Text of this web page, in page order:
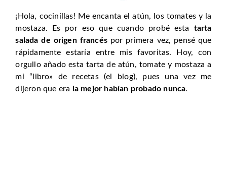
¡Hola, cocinillas! Me encanta el atún, los tomates y la
mostaza. Es por eso que cuando probé esta tarta
salada de origen francés por primera vez, pensé que
rápidamente estaría entre mis favoritas. Hoy, con
orgullo añado esta tarta de atún, tomate y mostaza a
mi “libro» de recetas (el blog), pues una vez me
dijeron que era
la mejor habían probado nunca.